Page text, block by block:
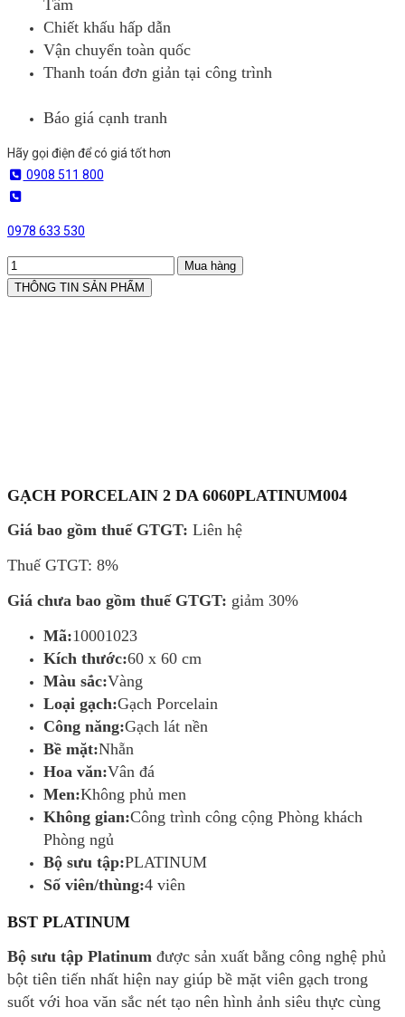
Tâm
Chiết khấu hấp dẫn
Vận chuyển toàn quốc
Thanh toán đơn giản tại công trình
Báo giá cạnh tranh
Hãy gọi điện để có giá tốt hơn
0908 511 800
0978 633 530
Mua hàng
THÔNG TIN SẢN PHẨM
GẠCH PORCELAIN 2 DA 6060PLATINUM004
Giá bao gồm thuế GTGT: Liên hệ
Thuế GTGT: 8%
Giá chưa bao gồm thuế GTGT: giảm 30%
Mã:10001023
Kích thước:60 x 60 cm
Màu sắc:Vàng
Loại gạch:Gạch Porcelain
Công năng:Gạch lát nền
Bề mặt:Nhẵn
Hoa văn:Vân đá
Men:Không phủ men
Không gian:Công trình công cộng Phòng khách
Phòng ngủ
Bộ sưu tập:PLATINUM
Số viên/thùng:4 viên
BST PLATINUM
Bộ sưu tập Platinum được sản xuất bằng công nghệ phủ
bột tiên tiến nhất hiện nay giúp bề mặt viên gạch trong
suốt với hoa văn sắc nét tạo nên hình ảnh siêu thực cùng